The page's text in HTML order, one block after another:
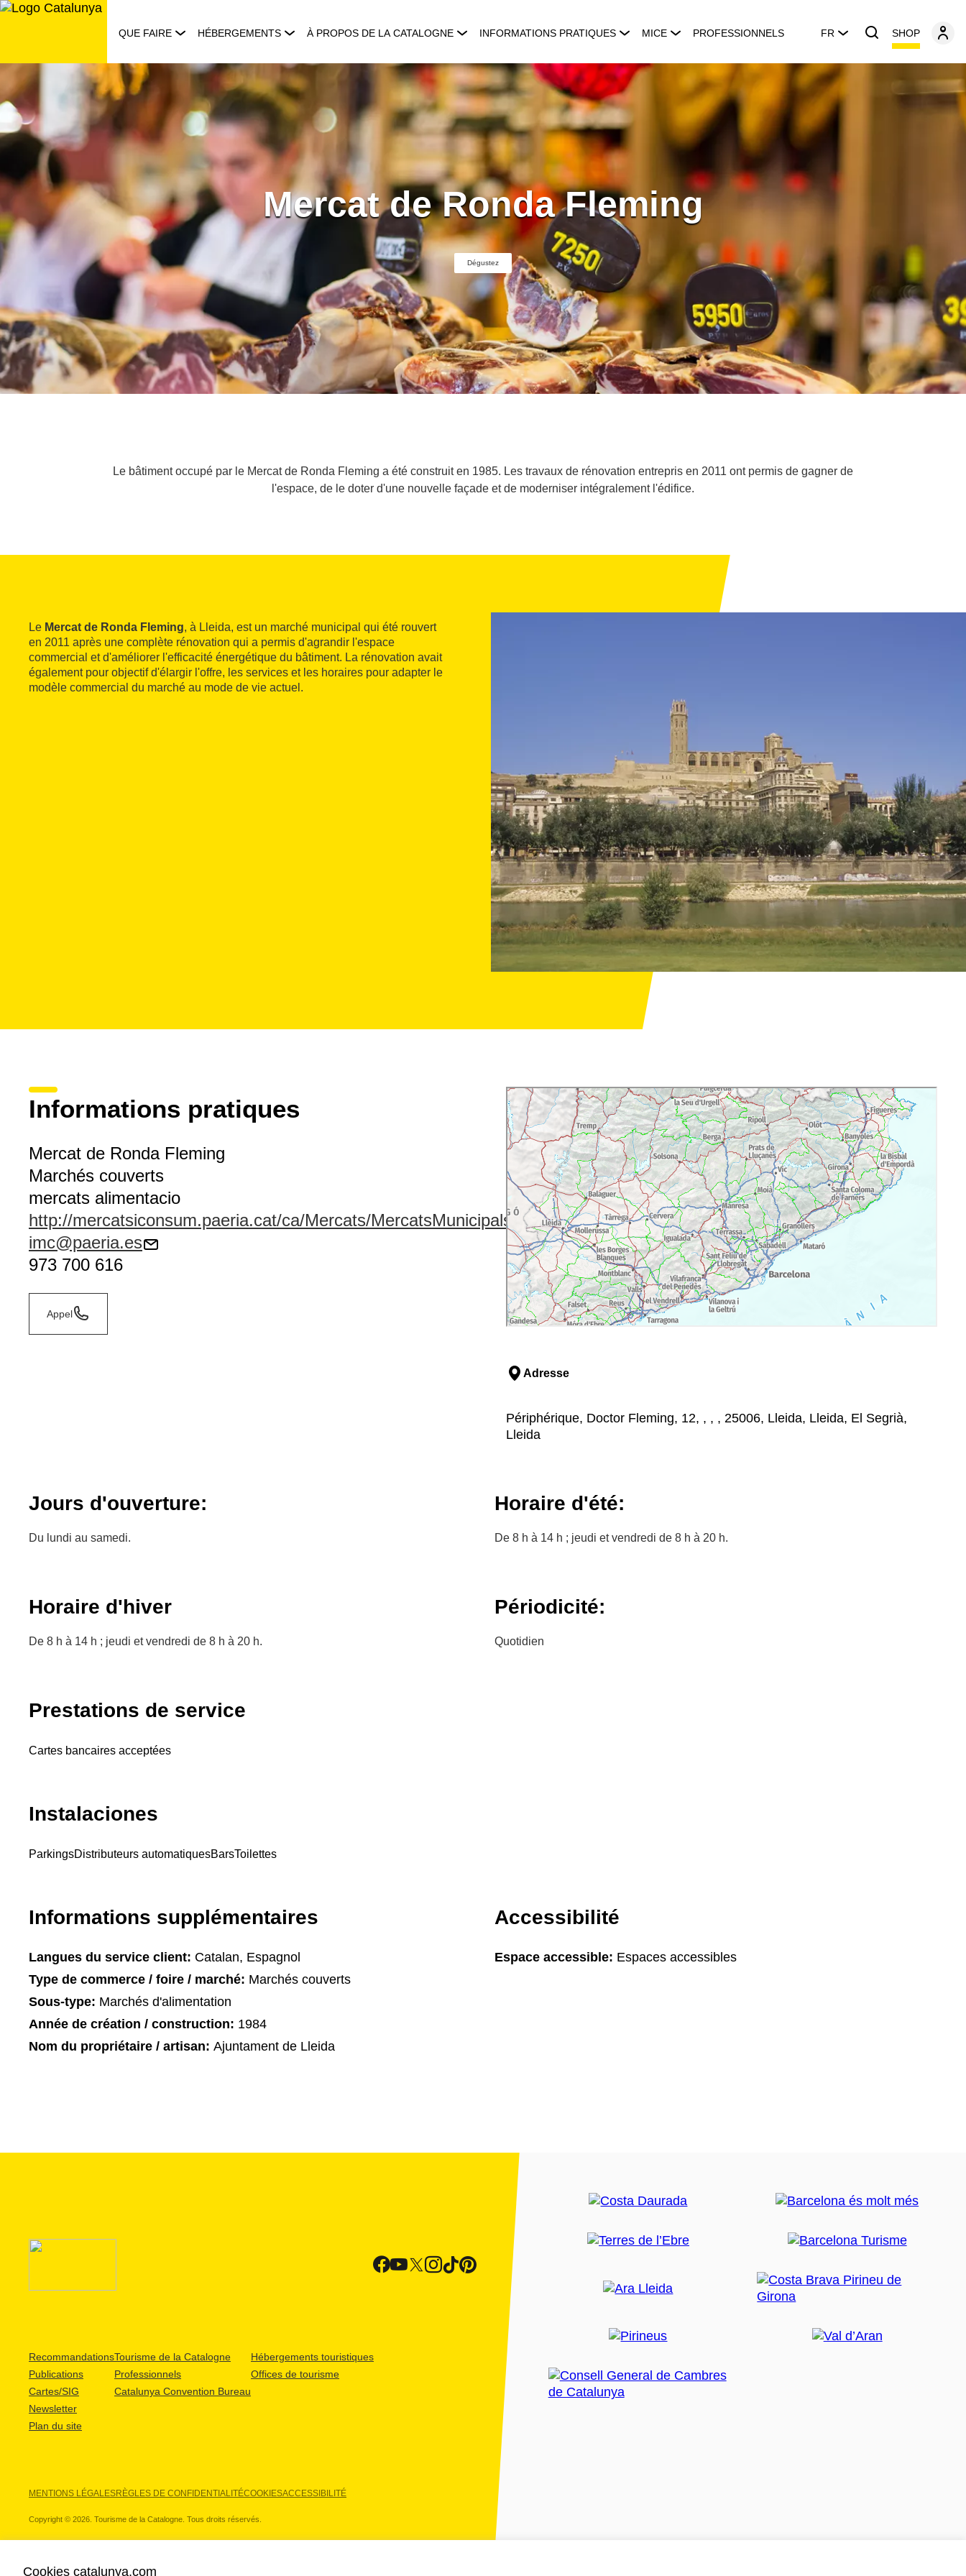
Aller
QUE FAIRE HÉBERGEMENTS À PROPOS DE LA CATALOGNE INFORMATIONS PRATIQUES MICE PROFESSIONNELS FR SHOP
Mercat de Ronda Fleming
Dégustez
Le bâtiment occupé par le Mercat de Ronda Fleming a été construit en 1985. Les travaux de rénovation entrepris en 2011 ont permis de gagner de
l'espace, de le doter d'une nouvelle façade et de moderniser intégralement l'édifice.
Le Mercat de Ronda Fleming, à Lleida, est un marché municipal qui été rouvert
en 2011 après une complète rénovation qui a permis d'agrandir l'espace
commercial et d'améliorer l'efficacité énergétique du bâtiment. La rénovation avait
également pour objectif d'élargir l'offre, les services et les horaires pour adapter le
modèle commercial du marché au mode de vie actuel.
Informations pratiques
Mercat de Ronda Fleming
Marchés couverts
mercats alimentacio
http://mercatsiconsum.paeria.cat/ca/Mercats/MercatsMunicipals/RondaFleming/fitxaMercat/index.aspx
imc@paeria.es
973 700 616
Appel
Adresse
Périphérique, Doctor Fleming, 12, , , , 25006, Lleida, Lleida, El Segrià,
Lleida
Jours d'ouverture:
Du lundi au samedi.
Horaire d'été:
De 8 h à 14 h ; jeudi et vendredi de 8 h à 20 h.
Horaire d'hiver
De 8 h à 14 h ; jeudi et vendredi de 8 h à 20 h.
Périodicité:
Quotidien
Prestations de service
Cartes bancaires acceptées
Instalaciones
ParkingsDistributeurs automatiquesBarsToilettes
Informations supplémentaires
Langues du service client: Catalan, Espagnol
Type de commerce / foire / marché: Marchés couverts
Sous-type: Marchés d'alimentation
Année de création / construction: 1984
Nom du propriétaire / artisan: Ajuntament de Lleida
Accessibilité
Espace accessible: Espaces accessibles
Recommandations
Publications
Cartes/SIG
Newsletter
Plan du site
Tourisme de la Catalogne
Professionnels
Catalunya Convention Bureau
Hébergements touristiques
Offices de tourisme
MENTIONS LÉGALESRÈGLES DE CONFIDENTIALITÉCOOKIESACCESSIBILITÉ
Copyright © 2026. Tourisme de la Catalogne. Tous droits réservés.
Cookies catalunya.com